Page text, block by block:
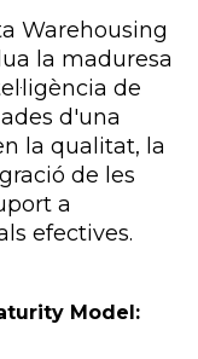
Warehousing
la maduresa
de
d'una
la qualitat, la
de les
a
efectives.
Model: